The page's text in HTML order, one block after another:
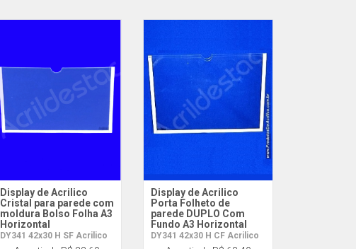
Display de Acrilico
Cristal para parede com
moldura Bolso Folha A3
Horizontal
DY341 42x30 H SF Acrilico
Display de Acrilico
Porta Folheto de
parede DUPLO Com
Fundo A3 Horizontal
DY341 42x30 H CF Acrilico